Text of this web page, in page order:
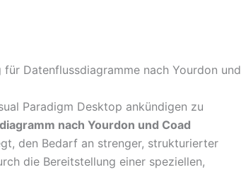
Datenflussdiagramme nach Yourdon und
Paradigm Desktop ankündigen zu
nach Yourdon und Coad
den Bedarf an strenger, strukturierter
die Bereitstellung einer speziellen,